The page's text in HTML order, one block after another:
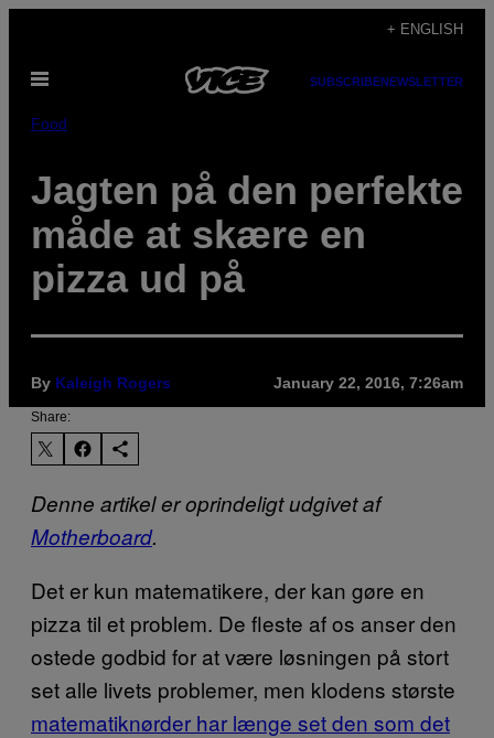
content
+ ENGLISH
Open
SUBSCRIBENEWSLETTER
Food
Jagten på den perfekte
måde at skære en
pizza ud på
By Kaleigh Rogers January 22, 2016, 7:26am
Share:
Denne artikel er oprindeligt udgivet af
Motherboard.
Det er kun matematikere, der kan gøre en
pizza til et problem. De fleste af os anser den
ostede godbid for at være løsningen på stort
set alle livets problemer, men klodens største
matematiknørder har længe set den som det